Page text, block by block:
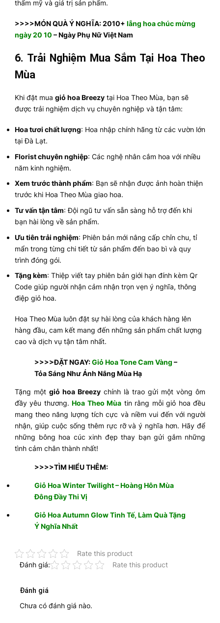
thẩm mỹ và giá trị sản phẩm.
>>>>MÓN QUÀ Ý NGHĨA: 2010+ lẵng hoa chúc mừng
ngày 20 10 – Ngày Phụ Nữ Việt Nam
6. Trải Nghiệm Mua Sắm Tại Hoa Theo
Mùa
Khi đặt mua giỏ hoa Breezy tại Hoa Theo Mùa, bạn sẽ
được trải nghiệm dịch vụ chuyên nghiệp và tận tâm:
Hoa tươi chất lượng: Hoa nhập chính hãng từ các vườn lớn
tại Đà Lạt.
Florist chuyên nghiệp: Các nghệ nhân cắm hoa với nhiều
năm kinh nghiệm.
Xem trước thành phẩm: Bạn sẽ nhận được ảnh hoàn thiện
trước khi Hoa Theo Mùa giao hoa.
Tư vấn tận tâm: Đội ngũ tư vấn sẵn sàng hỗ trợ đến khi
bạn hài lòng về sản phẩm.
Ưu tiên trải nghiệm: Phiên bản mới nâng cấp chỉn chu, tỉ
mẩn trong từng chi tiết từ sản phẩm đến bao bì và quy
trình đóng gói.
Tặng kèm: Thiệp viết tay phiên bản giới hạn đính kèm Qr
Code giúp người nhận cảm nhận trọn vẹn ý nghĩa, thông
điệp giỏ hoa.
Hoa Theo Mùa luôn đặt sự hài lòng của khách hàng lên
hàng đầu, cam kết mang đến những sản phẩm chất lượng
cao và dịch vụ tận tâm nhất.
>>>>ĐẶT NGAY:Giỏ Hoa Tone Cam Vàng –
Tỏa Sáng Như Ánh Nắng Mùa Hạ
Tặng một giỏ hoa Breezy chính là trao gửi một vòng ôm
đầy yêu thương.Hoa Theo Mùa tin rằng mỗi giỏ hoa đều
mang theo năng lượng tích cực và niềm vui đến với người
nhận, giúp cuộc sống thêm rực rỡ và ý nghĩa hơn. Hãy để
những bông hoa cúc xinh đẹp thay bạn gửi gắm những
tình cảm chân thành nhất!
>>>>TÌM HIỂU THÊM:
Giỏ Hoa Winter Twilight – Hoàng Hôn Mùa
Đông Đầy Thi Vị
Giỏ Hoa Autumn Glow Tinh Tế, Làm Quà Tặng
Ý Nghĩa Nhất
Rate this product
Đánh giá:
Rate this product
Đánh giá
Chưa có đánh giá nào.